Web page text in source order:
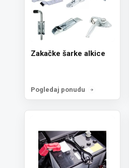
Zakačke šarke alkice
Pogledaj ponudu